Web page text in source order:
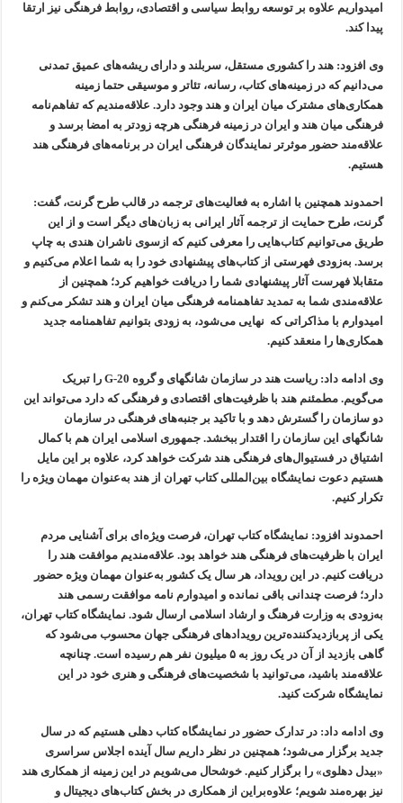
امیدواریم علاوه بر توسعه روابط سیاسی و اقتصادی، روابط فرهنگی نیز ارتقا
پیدا کند.
وی افزود: هند را کشوری مستقل، سربلند و دارای ریشه‌های عمیق تمدنی
می‌دانیم که در زمینه‌های کتاب، رسانه، تئاتر و موسیقی حتما زمینه
همکاری‌های مشترک میان ایران و هند وجود دارد. علاقه‌مندیم که تفاهم‌نامه
فرهنگی میان هند و ایران در زمینه فرهنگی هرچه زودتر به امضا برسد و
علاقه‌مند حضور موثرتر نمایندگان فرهنگی ایران در برنامه‌های فرهنگی هند
هستیم.
احمدوند همچنین با اشاره به فعالیت‌های ترجمه در قالب طرح گرنت، گفت:
گرنت، طرح حمایت از ترجمه آثار ایرانی به زبان‌های دیگر است و از این
طریق می‌توانیم کتاب‌هایی را معرفی کنیم که ازسوی ناشران هندی به چاپ
برسد. به‌زودی فهرستی از کتاب‌های پیشنهادی خود را به شما اعلام می‌کنیم و
متقابلا فهرست آثار پیشنهادی شما را دریافت خواهیم کرد؛ همچنین از
علاقه‌مندی شما به تمدید تفاهمنامه فرهنگی میان ایران و هند تشکر می‌کنم و
امیدوارم با مذاکراتی که نهایی می‌شود، به زودی بتوانیم تفاهمنامه جدید
همکاری‌ها را منعقد کنیم.
وی ادامه داد: ریاست هند در سازمان شانگهای و گروه G-20 را تبریک
می‌گویم. مطمئنم هند با ظرفیت‌های اقتصادی و فرهنگی که دارد می‌تواند این
دو سازمان را گسترش دهد و با تاکید بر جنبه‌های فرهنگی در سازمان
شانگهای این سازمان را اقتدار ببخشد. جمهوری اسلامی ایران هم با کمال
اشتیاق در فستیوال‌های فرهنگی هند شرکت خواهد کرد، علاوه بر این مایل
هستیم دعوت نمایشگاه بین‌المللی کتاب تهران از هند به‌عنوان مهمان ویژه را
تکرار کنیم.
احمدوند افزود: نمایشگاه کتاب تهران، فرصت ویژه‌ای برای آشنایی مردم
ایران با ظرفیت‌های فرهنگی هند خواهد بود. علاقه‌مندیم موافقت هند را
دریافت کنیم. در این رویداد، هر سال یک کشور به‌عنوان مهمان ویژه حضور
دارد؛ فرصت چندانی باقی نمانده و امیدوارم نامه موافقت رسمی هند
به‌زودی به وزارت فرهنگ و ارشاد اسلامی ارسال شود. نمایشگاه کتاب تهران،
یکی از پربازدیدکننده‌ترین رویدادهای فرهنگی جهان محسوب می‌شود که
گاهی بازدید از آن در یک روز به ۵ میلیون نفر هم رسیده است. چنانچه
علاقه‌مند باشید، می‌توانید با شخصیت‌های فرهنگی و هنری خود در این
نمایشگاه شرکت کنید.
وی ادامه داد: در تدارک حضور در نمایشگاه کتاب دهلی هستیم که در سال
جدید برگزار می‌شود؛‌ همچنین در نظر داریم سال آینده اجلاس سراسری
«بیدل دهلوی» را برگزار کنیم. خوشحال می‌شویم در این زمینه از همکاری هند
نیز بهره‌مند شویم؛ علاوه‌براین از همکاری در بخش کتاب‌های دیجیتال و